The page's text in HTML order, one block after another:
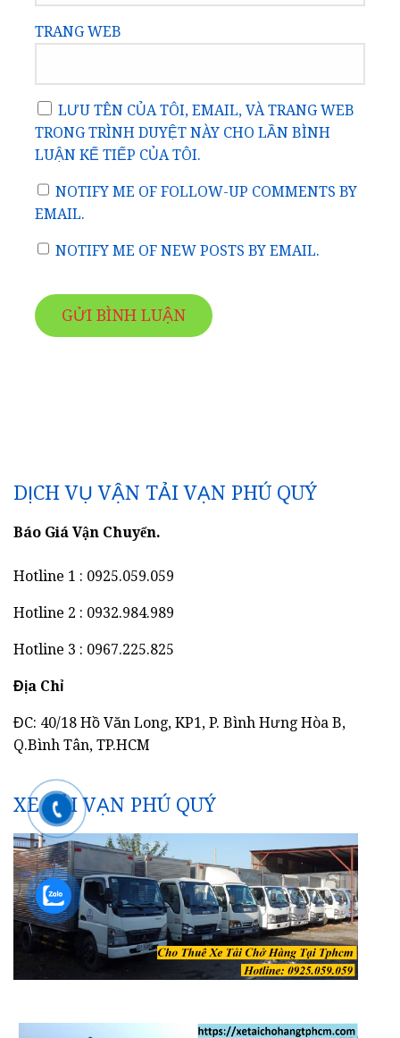
TRANG WEB
LƯU TÊN CỦA TÔI, EMAIL, VÀ TRANG WEB
TRONG TRÌNH DUYỆT NÀY CHO LẦN BÌNH
LUẬN KẾ TIẾP CỦA TÔI.
NOTIFY ME OF FOLLOW-UP COMMENTS BY
EMAIL.
NOTIFY ME OF NEW POSTS BY EMAIL.
DỊCH VỤ VẬN TẢI VẠN PHÚ QUÝ
Báo Giá Vận Chuyển.
Hotline 1 : 0925.059.059
Hotline 2 : 0932.984.989
Hotline 3 : 0967.225.825
Địa Chỉ
ĐC: 40/18 Hồ Văn Long, KP1, P. Bình Hưng Hòa B,
Q.Bình Tân, TP.HCM
XE TẢI VẠN PHÚ QUÝ